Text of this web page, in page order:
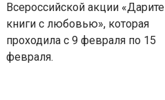
Всероссийской акции «Дарите
книги с любовью», которая
проходила с 9 февраля по 15
февраля.